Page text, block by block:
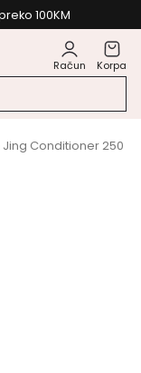
100KM
Račun Korpa
Jing Conditioner 250